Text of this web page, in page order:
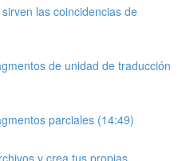
las coincidencias de
de unidad de traducción
parciales (14:49)
y crea tus propias